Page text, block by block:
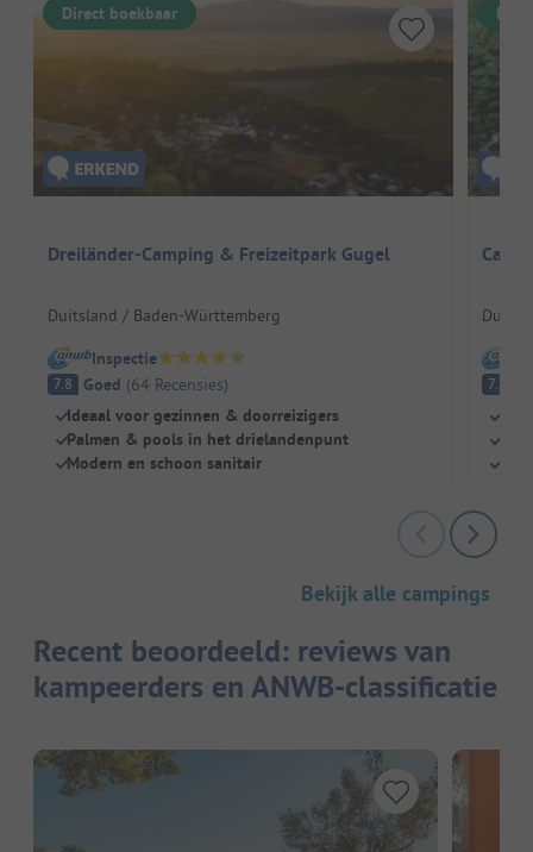
Direct boekbaar
Dreiländer-Camping & Freizeitpark Gugel
Duitsland / Baden-Württemberg
Inspectie
7.8 Goed (64 Recensies)
Ideaal voor gezinnen & doorreizigers
Palmen & pools in het drielandenpunt
Modern en schoon sanitair
7.8
Bekijk alle campings
Recent beoordeeld: reviews van
kampeerders en ANWB-classificatie